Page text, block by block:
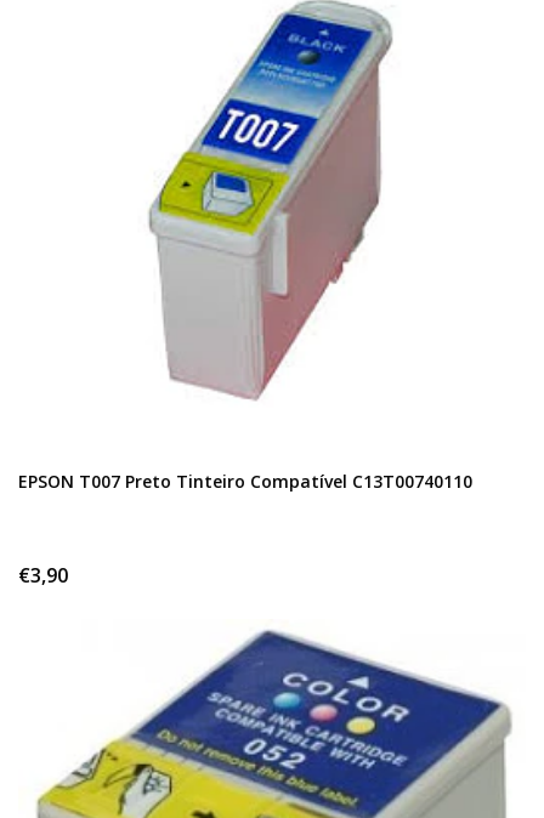
EPSON T007 Preto Tinteiro Compatível C13T00740110
€3,90